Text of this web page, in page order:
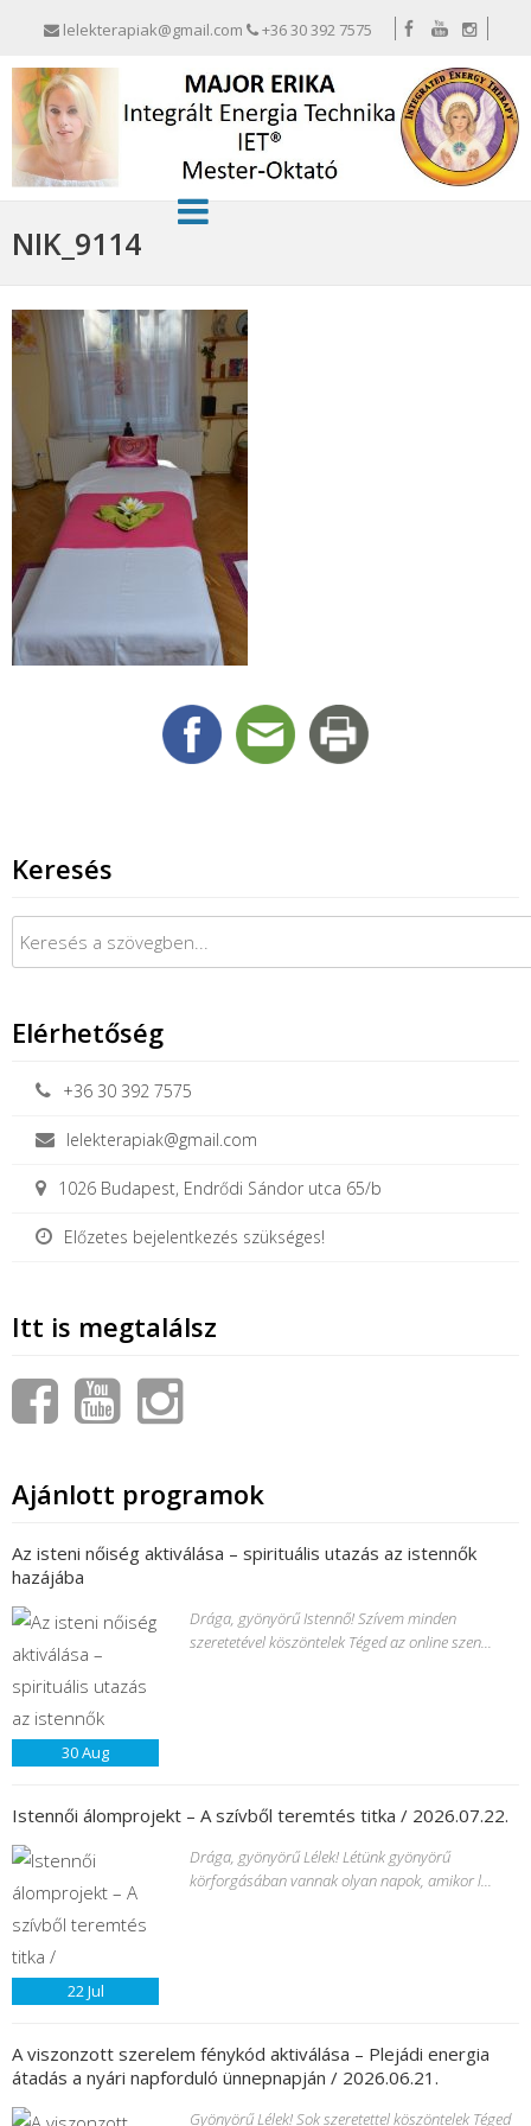
lelekterapiak@gmail.com +36 30 392 7575
NIK_9114
Keresés
Keresés:
Elérhetőség
+36 30 392 7575
lelekterapiak@gmail.com
1026 Budapest, Endrődi Sándor utca 65/b
Előzetes bejelentkezés szükséges!
Itt is megtalálsz
Ajánlott programok
Az isteni nőiség aktiválása – spirituális utazás az istennők
hazájába
30Aug
Drága, gyönyörű Istennő! Szívem minden
szeretetével köszöntelek Téged az online szen...
Istennői álomprojekt – A szívből teremtés titka / 2026.07.22.
22Jul
Drága, gyönyörű Lélek! Létünk gyönyörű
körforgásában vannak olyan napok, amikor l...
A viszonzott szerelem fénykód aktiválása – Plejádi energia
átadás a nyári napforduló ünnepnapján / 2026.06.21.
Gyönyörű Lélek! Sok szeretettel köszöntelek Téged